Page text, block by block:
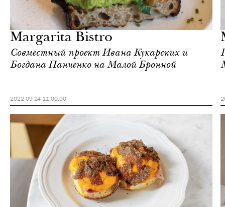
Margarita Bistro
Совместный проект Ивана Кукарских и
Богдана Панченко на Малой Бронной
2022-09-24 11:00:00